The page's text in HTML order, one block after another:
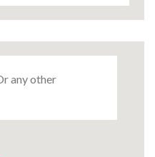
any other